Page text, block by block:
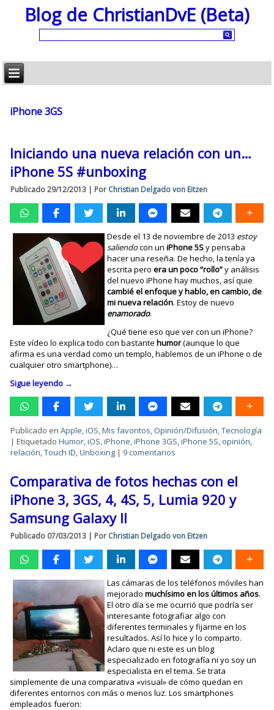
Blog de ChristianDvE (Beta)
iPhone 3GS
Iniciando una nueva relación con un…
iPhone 5S #unboxing
Publicado 29/12/2013 | Por Christian Delgado von Eitzen
Desde el 13 de noviembre de 2013 estoy
saliendocon un iPhone 5Sy pensaba
hacer una reseña. De hecho, la tenía ya
escrita pero era un poco “rollo”y análisis
del nuevo iPhone hay muchos, así quie
cambié el enfoque y hablo, en cambio, de
mi nueva relación. Estoy de nuevo
enamorado.
¿Qué tiene eso que ver con un iPhone?
Este vídeo lo explica todo con bastantehumor(aunque lo que
afirma es una verdad como un templo, hablemos de un iPhone o de
cualquier otro smartphone)…
Sigue leyendo →
Publicado en Apple,iOS,Mis favoritos, Opinión/Difusión,Tecnología
|Etiquetado Humor,iOS,iPhone,iPhone 3GS,iPhone 5S, opinión,
relación,Touch ID,Unboxing | 9 comentarios
Comparativa de fotos hechas con el
iPhone 3, 3GS, 4, 4S, 5, Lumia 920 y
Samsung Galaxy II
Publicado 07/03/2013 | Por Christian Delgado von Eitzen
Las cámaras de los teléfonos móviles han
mejorado muchísimo en los últimos años.
El otro día se me ocurrió que podría ser
interesante fotografiar algo con
diferentes terminales y fijarme en los
resultados. Así lo hice y lo comparto.
Aclaro que ni este es un blog
especializado en fotografía ni yo soy un
especialista en el tema. Se trata
simplemente de una comparativa «visual» de cómo quedan en
diferentes entornos con más o menos luz. Los smartphones
empleados fueron: